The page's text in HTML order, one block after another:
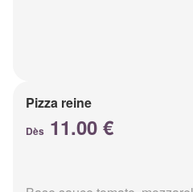
Pizza reine
Dès 11.00 €